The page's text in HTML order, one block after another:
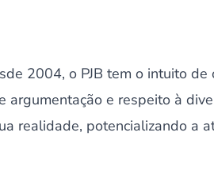
2004, o PJB tem o intuito
argumentação e respeito à
realidade, potencializando a